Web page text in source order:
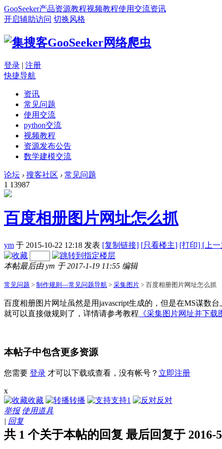
GooSeeker产品资源教程视频教程使用交流资讯
开启辅助访问 切换风格
登录 | 注册
快捷导航
资讯
常见问题
使用交流
python交流
视频教程
资源发布公告
数学建模交流
论坛 › 搜客社区 › 常见问题
1 13987
百度相册图片网址怎么抓
ym 于 2015-10-22 12:18 发表 [复制链接] [只看楼主] [打印] [上
本帖最后由 ym 于 2017-1-19 11:55 编辑
常见问题 > 制作规则—常见问题导航 > 采集图片 > 百度相册图片网址怎么抓
百度相册图片网址虽然是用javascript生成的，但是在MS谋数
就可以直接做规则了，详情请参考教程 《采集图片网址并下载
本帖子中包含更多资源
您需要 登录 才可以下载或查看，没有帐号？ 立即注册
x
收藏
转播 支持1
反对
举报 使用道具
| 回复
共 1 个关于本帖的回复 最后回复于 2016-